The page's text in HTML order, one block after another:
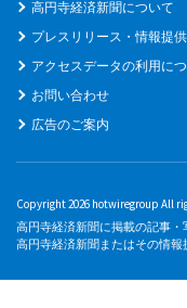
高円寺経済新聞について
プレスリリース・情報提
アクセスデータの利用に
お問い合わせ
広告のご案内
Copyright 2026 hotwiregroup All
高円寺経済新聞に掲載の記事
高円寺経済新聞またはその情報